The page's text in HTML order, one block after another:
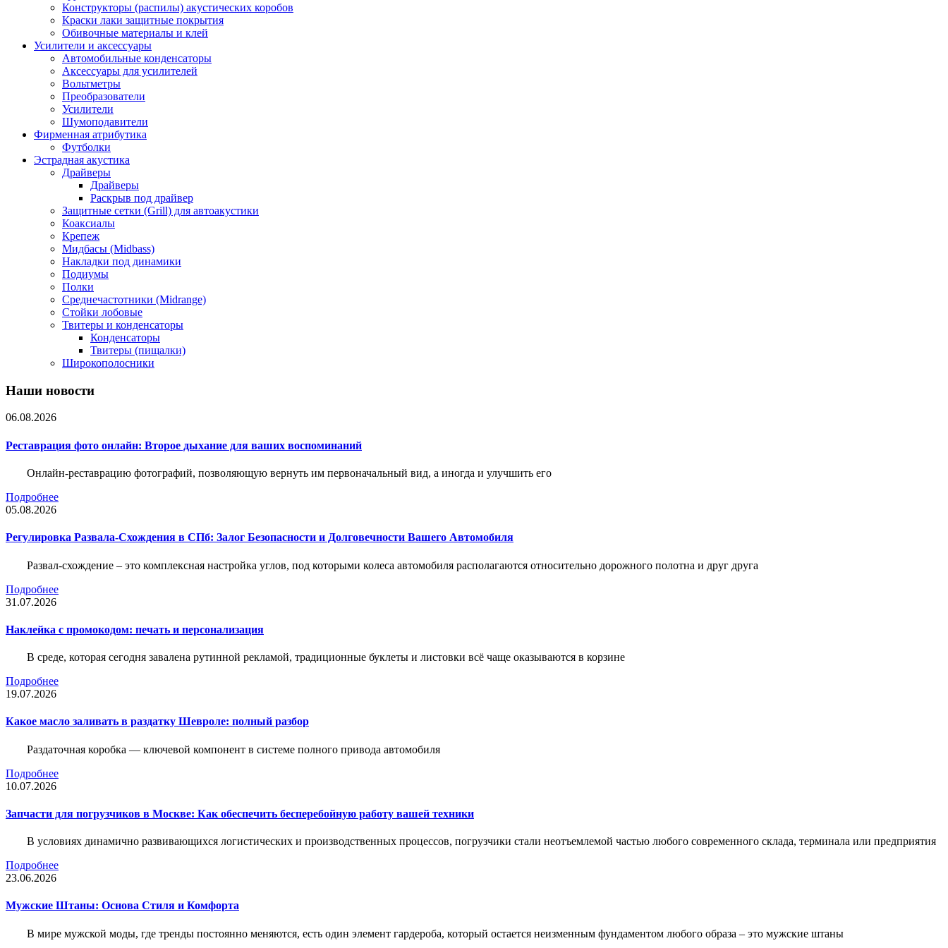
Конструкторы (распилы) акустических коробов
Краски лаки защитные покрытия
Обивочные материалы и клей
Усилители и аксессуары
Автомобильные конденсаторы
Аксессуары для усилителей
Вольтметры
Преобразователи
Усилители
Шумоподавители
Фирменная атрибутика
Футболки
Эстрадная акустика
Драйверы
Драйверы
Раскрыв под драйвер
Защитные сетки (Grill) для автоакустики
Коаксиалы
Крепеж
Мидбасы (Midbass)
Накладки под динамики
Подиумы
Полки
Среднечастотники (Midrange)
Стойки лобовые
Твитеры и конденсаторы
Конденсаторы
Твитеры (пищалки)
Широкополосники
Наши новости
06.08.2026
Реставрация фото онлайн: Второе дыхание для ваших воспоминаний
Онлайн-реставрацию фотографий, позволяющую вернуть им первоначальный вид, а иногда и улучшить его
Подробнее
05.08.2026
Регулировка Развала-Схождения в СПб: Залог Безопасности и Долговечности Вашего Автомобиля
Развал-схождение – это комплексная настройка углов, под которыми колеса автомобиля располагаются относительно дорожного полотна и друг друга
Подробнее
31.07.2026
Наклейка c промокодом: печать и персонализация
В среде, которая сегодня завалена рутинной рекламой, традиционные буклеты и листовки всё чаще оказываются в корзине
Подробнее
19.07.2026
Какое масло заливать в раздатку Шевроле: полный разбор
Раздаточная коробка — ключевой компонент в системе полного привода автомобиля
Подробнее
10.07.2026
Запчасти для погрузчиков в Москве: Как обеспечить бесперебойную работу вашей техники
В условиях динамично развивающихся логистических и производственных процессов, погрузчики стали неотъемлемой частью любого современного склада, терминала или предприятия
Подробнее
23.06.2026
Мужские Штаны: Основа Стиля и Комфорта
В мире мужской моды, где тренды постоянно меняются, есть один элемент гардероба, который остается неизменным фундаментом любого образа – это мужские штаны